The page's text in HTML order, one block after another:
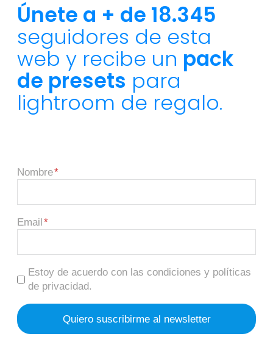
Únete a + de 18.345
seguidores de esta
web y recibe un pack
de presets para
lightroom de regalo.
Nombre
Email
Estoy de acuerdo con las condiciones y políticas
de privacidad.